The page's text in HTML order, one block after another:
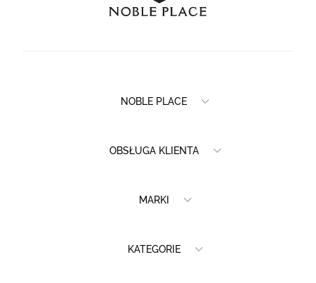
NOBLE PLACE
OBSŁUGA KLIENTA
MARKI
KATEGORIE